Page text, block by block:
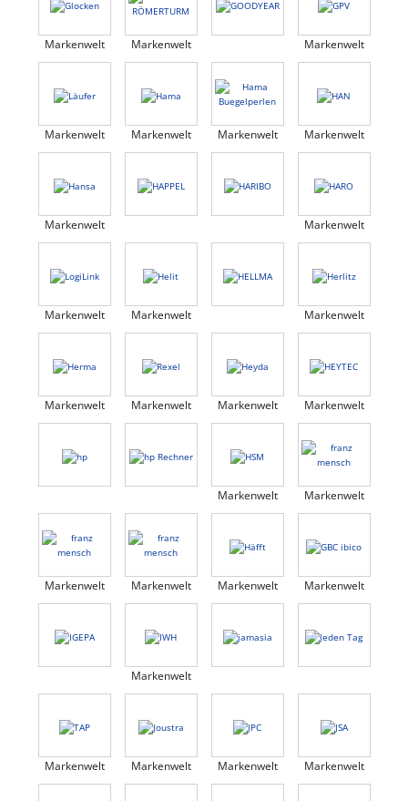
Markenwelt Markenwelt Markenwelt
Markenwelt Markenwelt Markenwelt Markenwelt
Markenwelt Markenwelt
Markenwelt Markenwelt Markenwelt
Markenwelt Markenwelt Markenwelt Markenwelt
Markenwelt Markenwelt
Markenwelt Markenwelt Markenwelt Markenwelt
Markenwelt
Markenwelt Markenwelt Markenwelt Markenwelt